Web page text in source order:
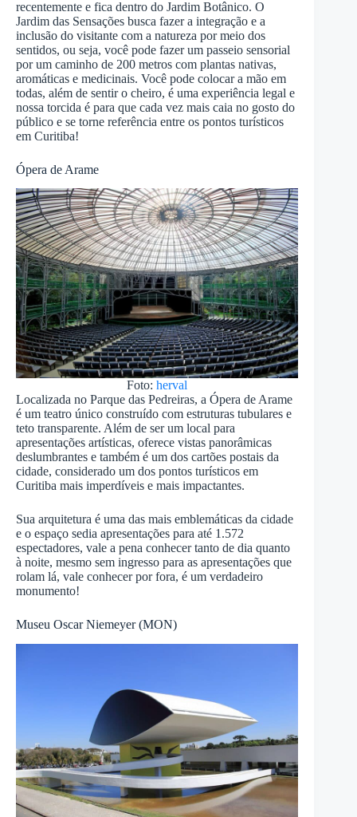
recentemente e fica dentro do Jardim Botânico. O
Jardim das Sensações busca fazer a integração e a
inclusão do visitante com a natureza por meio dos
sentidos, ou seja, você pode fazer um passeio sensorial
por um caminho de 200 metros com plantas nativas,
aromáticas e medicinais. Você pode colocar a mão em
todas, além de sentir o cheiro, é uma experiência legal e
nossa torcida é para que cada vez mais caia no gosto do
público e se torne referência entre os pontos turísticos
em Curitiba!
Ópera de Arame
Foto:herval
Localizada no Parque das Pedreiras, a Ópera de Arame
é um teatro único construído com estruturas tubulares e
teto transparente. Além de ser um local para
apresentações artísticas, oferece vistas panorâmicas
deslumbrantes e também é um dos cartões postais da
cidade, considerado um dos pontos turísticos em
Curitiba mais imperdíveis e mais impactantes.
Sua arquitetura é uma das mais emblemáticas da cidade
e o espaço sedia apresentações para até 1.572
espectadores, vale a pena conhecer tanto de dia quanto
à noite, mesmo sem ingresso para as apresentações que
rolam lá, vale conhecer por fora, é um verdadeiro
monumento!
Museu Oscar Niemeyer (MON)